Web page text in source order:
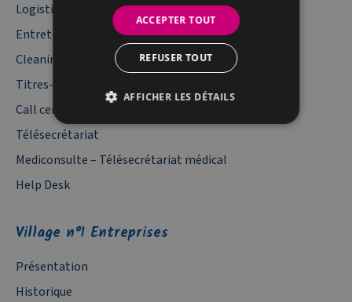
Logistique documentaire
Entretien Espaces Verts
Cleaning – Service de nettoyage
Titres-services
Call center Belgique
Télésecrétariat
Mediconsulte – Télésecrétariat médical
Help Desk
Village n°1 Entreprises
Présentation
Historique
ACCEPTER TOUT
REFUSER TOUT
AFFICHER LES DÉTAILS